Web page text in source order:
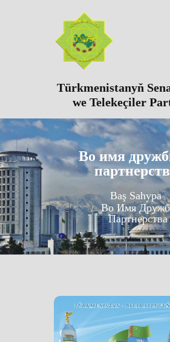
Türkmenistanyň
we Telekeçiler
Во имя
Baş Sahypa
Во Имя
Партнерства